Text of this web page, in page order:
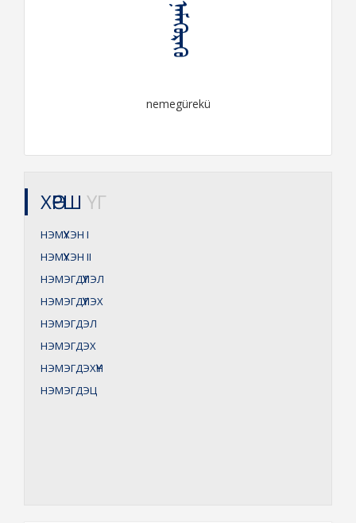
ᠨᠡᠮᠡᠭᠦᠷᠡᠬᠦ
nemegürekü
ХӨРШ ҮГ
НЭМҮҮХЭН I
НЭМҮҮХЭН II
НЭМЭГДҮҮЛЭЛ
НЭМЭГДҮҮЛЭХ
НЭМЭГДЭЛ
НЭМЭГДЭХ
НЭМЭГДЭХҮҮН
НЭМЭГДЭЦ